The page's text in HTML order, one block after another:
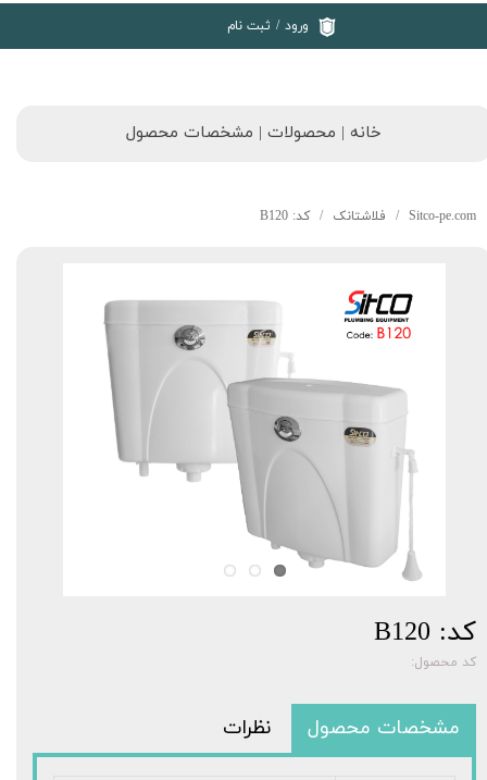
ورود / ثبت نام
خانه | محصولات | مشخصات محصول
Sitco-pe.com فلاشتانک کد: B120
کد: B120
کد محصول:
مشخصات محصول نظرات